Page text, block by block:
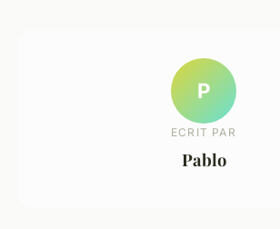
P
ECRIT PAR
Pablo